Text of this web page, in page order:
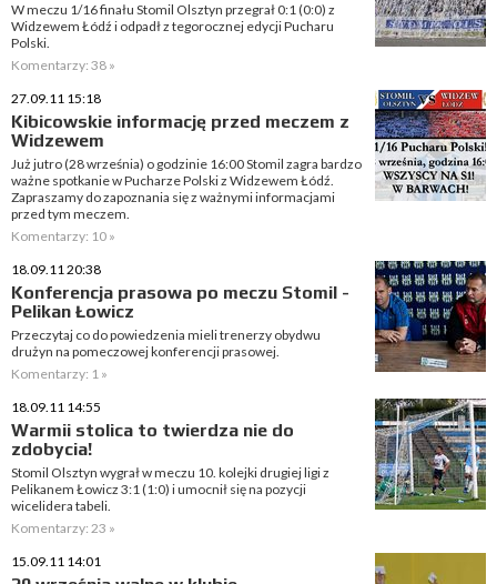
W meczu 1/16 finału Stomil Olsztyn przegrał 0:1 (0:0) z
Widzewem Łódź i odpadł z tegorocznej edycji Pucharu
Polski.
Komentarzy: 38 »
27.09.11 15:18
Kibicowskie informację przed meczem z
Widzewem
Już jutro (28 września) o godzinie 16:00 Stomil zagra bardzo
ważne spotkanie w Pucharze Polski z Widzewem Łódź.
Zapraszamy do zapoznania się z ważnymi informacjami
przed tym meczem.
Komentarzy: 10 »
18.09.11 20:38
Konferencja prasowa po meczu Stomil -
Pelikan Łowicz
Przeczytaj co do powiedzenia mieli trenerzy obydwu
drużyn na pomeczowej konferencji prasowej.
Komentarzy: 1 »
18.09.11 14:55
Warmii stolica to twierdza nie do
zdobycia!
Stomil Olsztyn wygrał w meczu 10. kolejki drugiej ligi z
Pelikanem Łowicz 3:1 (1:0) i umocnił się na pozycji
wicelidera tabeli.
Komentarzy: 23 »
15.09.11 14:01